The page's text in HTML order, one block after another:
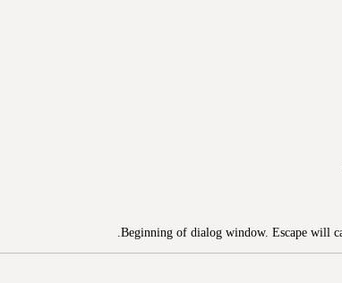
Beginning of dialog window. Escape will